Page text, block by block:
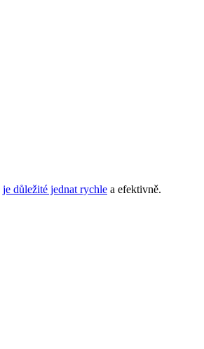
je důležité jednat rychle a efektivně.